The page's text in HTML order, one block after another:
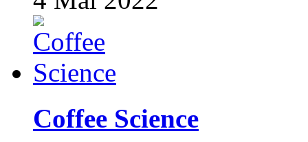
Coffee Science